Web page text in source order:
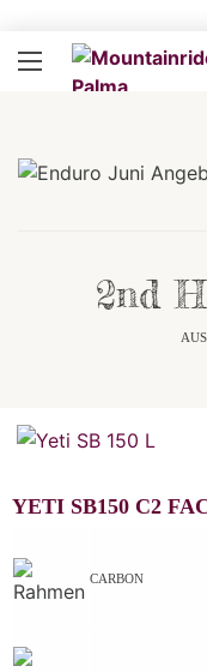
2nd
YETI SB150 C2
CARBON